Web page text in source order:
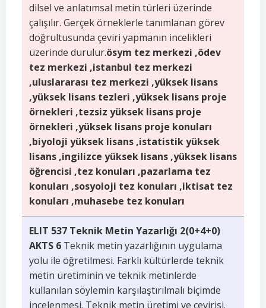
dilsel ve anlatımsal metin türleri üzerinde
çalışılır. Gerçek örneklerle tanımlanan görev
doğrultusunda çeviri yapmanın incelikleri
üzerinde durulur.ösym tez merkezi ,ödev
tez merkezi ,istanbul tez merkezi
,uluslararası tez merkezi ,yüksek lisans
,yüksek lisans tezleri ,yüksek lisans proje
örnekleri ,tezsiz yüksek lisans proje
örnekleri ,yüksek lisans proje konuları
,biyoloji yüksek lisans ,istatistik yüksek
lisans ,ingilizce yüksek lisans ,yüksek lisans
öğrencisi ,tez konuları ,pazarlama tez
konuları ,sosyoloji tez konuları ,iktisat tez
konuları ,muhasebe tez konuları
ELIT 537 Teknik Metin Yazarlığı 2(0+4+0)
AKTS 6 Teknik metin yazarlığının uygulama
yolu ile öğretilmesi. Farklı kültürlerde teknik
metin üretiminin ve teknik metinlerde
kullanılan söylemin karşılaştırılmalı biçimde
incelenmesi. Teknik metin üretimi ve çevirisi.